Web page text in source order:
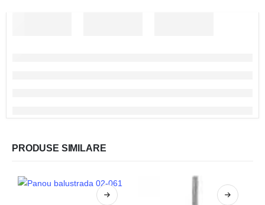
PRODUSE SIMILARE